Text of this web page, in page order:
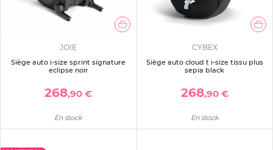
JOIE
Siège auto i-size sprint signature
eclipse noir
268,90 €
En stock
CYBEX
Siège auto cloud t i-size tissu plus
sepia black
268,90 €
En stock